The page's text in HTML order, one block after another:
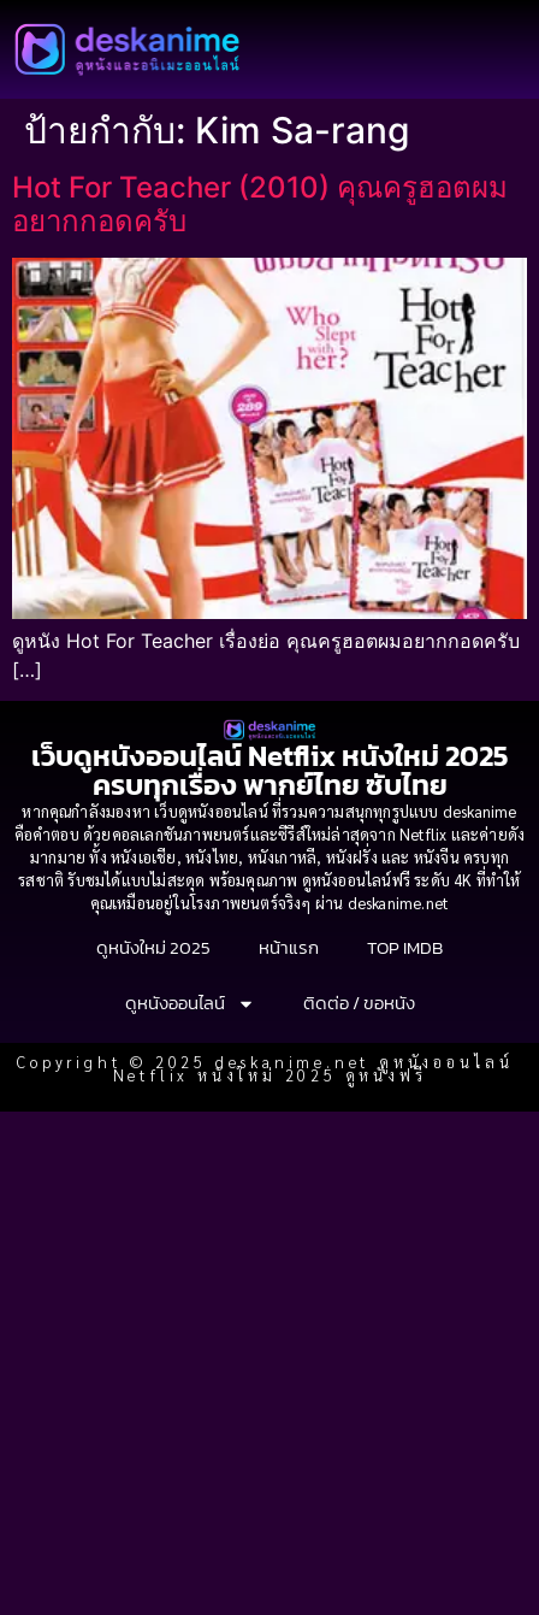
ป้ายกำกับ: Kim Sa-rang
Hot For Teacher (2010) คุณครูฮอตผม
อยากกอดครับ
ดูหนัง Hot For Teacher เรื่องย่อ คุณครูฮอตผมอยากกอดครับ
[…]
เว็บดูหนังออนไลน์ Netflix หนังใหม่ 2025
ครบทุกเรื่อง พากย์ไทย ซับไทย
หากคุณกำลังมองหา เว็บดูหนังออนไลน์ ที่รวมความสนุกทุกรูปแบบ deskanime
คือคำตอบ ด้วยคอลเลกชันภาพยนตร์และซีรีส์ใหม่ล่าสุดจาก Netflix และค่ายดัง
มากมาย ทั้ง หนังเอเชีย, หนังไทย, หนังเกาหลี, หนังฝรั่ง และ หนังจีน ครบทุก
รสชาติ รับชมได้แบบไม่สะดุด พร้อมคุณภาพ ดูหนังออนไลน์ฟรี ระดับ 4K ที่ทำให้
คุณเหมือนอยู่ในโรงภาพยนตร์จริงๆ ผ่าน deskanime.net
ดูหนังใหม่ 2025 หน้าแรก
TOP IMDB
ดูหนังออนไลน์
ติดต่อ / ขอหนัง
Copyright © 2025 deskanime.net ดูหนังออนไลน์
Netflix หนังใหม่ 2025 ดูหนังฟรี